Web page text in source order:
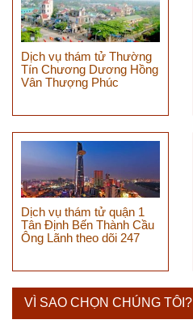
Dịch vụ thám tử Thường
Tín Chương Dương Hồng
Vân Thượng Phúc
Dịch vụ thám tử quận 1
Tân Định Bến Thành Cầu
Ông Lãnh theo dõi 247
VÌ SAO CHỌN CHÚNG TÔI?